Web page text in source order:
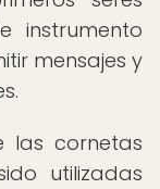
instrumento
mensajes y
las cornetas
utilizadas